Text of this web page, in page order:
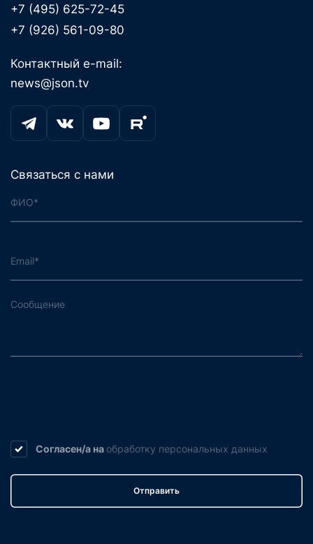
+7 (495) 625-72-45
+7 (926) 561-09-80
Контактный e-mail:
news@json.tv
Связаться с нами
Согласен/а на обработку персональных данных
Отправить